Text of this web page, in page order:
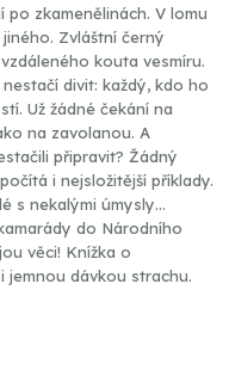
zkamenělinách. V lomu
Zvláštní černý
kouta vesmíru.
divit: každý, kdo ho
Už žádné čekání na
na zavolanou. A
připravit? Žádný
i nejsložitější příklady.
s nekalými úmysly…
do Národního
věci! Knížka o
jemnou dávkou strachu.